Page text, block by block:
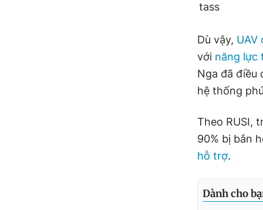
tass
Dù vậy, UAV
với năng lực
Nga đã điều
hệ thống
Theo RUSI,
90% bị bắn
hỗ trợ.